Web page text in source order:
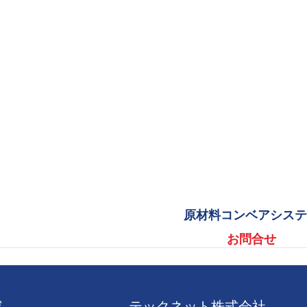
原材料コンベアシス
お問合せ